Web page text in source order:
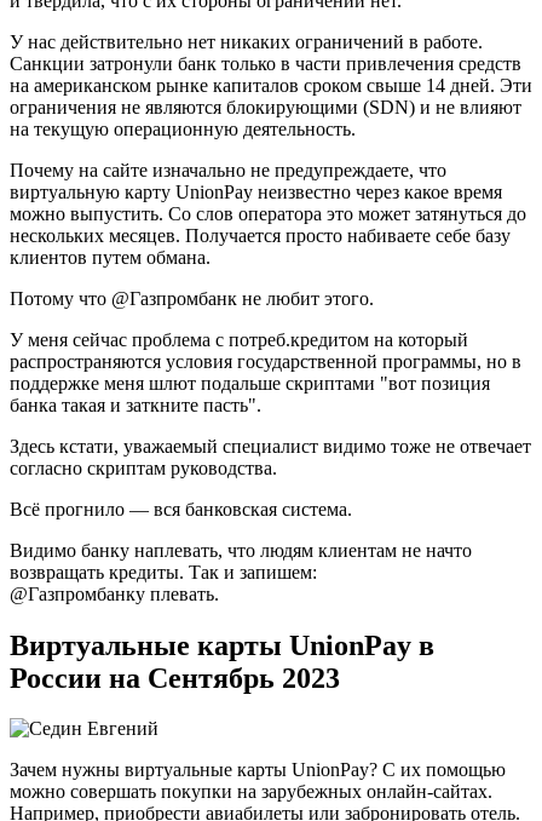
У нас действительно нет никаких ограничений в работе.
Санкции затронули банк только в части привлечения средств
на американском рынке капиталов сроком свыше 14 дней. Эти
ограничения не являются блокирующими (SDN) и не влияют
на текущую операционную деятельность.
Почему на сайте изначально не предупреждаете, что
виртуальную карту UnionPay неизвестно через какое время
можно выпустить. Со слов оператора это может затянуться до
нескольких месяцев. Получается просто набиваете себе базу
клиентов путем обмана.
Потому что @Газпромбанк не любит этого.
У меня сейчас проблема с потреб.кредитом на который
распространяются условия государственной программы, но в
поддержке меня шлют подальше скриптами "вот позиция
банка такая и заткните пасть".
Здесь кстати, уважаемый специалист видимо тоже не отвечает
согласно скриптам руководства.
Всё прогнило — вся банковская система.
Видимо банку наплевать, что людям клиентам не начто
возвращать кредиты. Так и запишем:
@Газпромбанку плевать.
Виртуальные карты UnionPay в
России на Сентябрь 2023
Зачем нужны виртуальные карты UnionPay? С их помощью
можно совершать покупки на зарубежных онлайн-сайтах.
Например, приобрести авиабилеты или забронировать отель.